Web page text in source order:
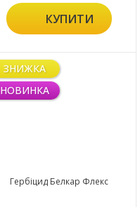
КУПИТИ
ЗНИЖКА
НОВИНКА
Гербіцид Белкар Флекс